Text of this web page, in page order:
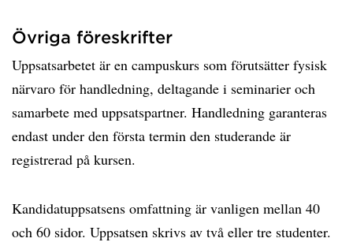
Övriga föreskrifter
Uppsatsarbetet är en campuskurs som förutsätter fysisk
närvaro för handledning, deltagande i seminarier och
samarbete med uppsatspartner. Handledning garanteras
endast under den första termin den studerande är
registrerad på kursen.
Kandidatuppsatsens omfattning är vanligen mellan 40
och 60 sidor. Uppsatsen skrivs av två eller tre studenter.